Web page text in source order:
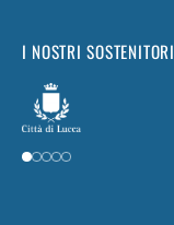
I NOSTRI SOSTENITORI